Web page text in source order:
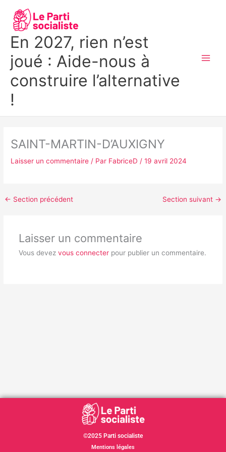
contenu
En 2027, rien n’est
joué : Aide-nous à
construire l’alternative
!
SAINT-MARTIN-D’AUXIGNY
Laisser un commentaire / Par FabriceD/19 avril 2024
← Section précédent Section suivant →
Laisser un commentaire
Vous devez vous connecterpour publier un commentaire.
©2025 Parti socialiste
Mentions légales